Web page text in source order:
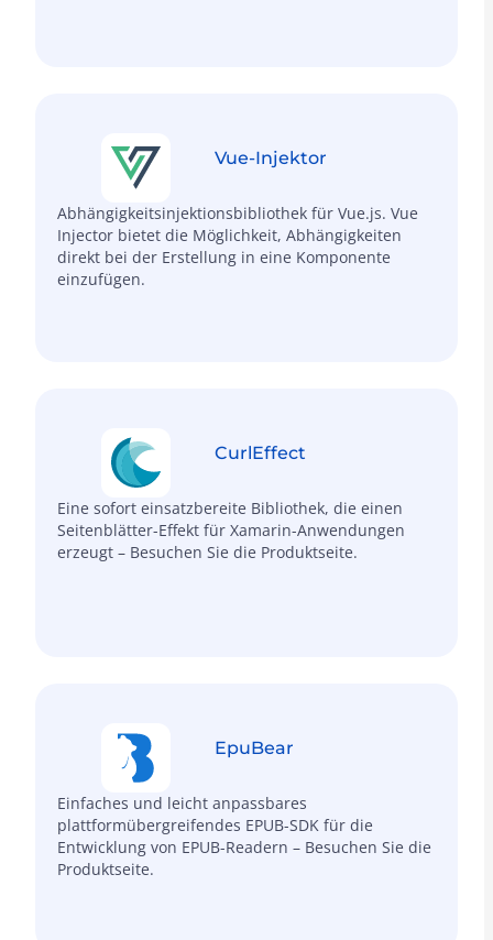
Vue-Injektor
Abhängigkeits­injektions­bibliothek für Vue.js. Vue
Injector bietet die Möglichkeit, Abhängigkeiten
direkt bei der Erstellung in eine Komponente
einzufügen.
CurlEffect
Eine sofort einsatzbereite Bibliothek, die einen
Seitenblätter-Effekt für Xamarin-Anwendungen
erzeugt – Besuchen Sie die Produktseite.
EpuBear
Einfaches und leicht anpassbares
plattformübergreifendes EPUB-SDK für die
Entwicklung von EPUB-Readern – Besuchen Sie die
Produktseite.